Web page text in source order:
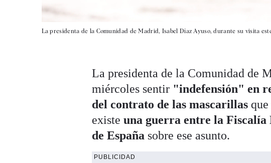
La presidenta de la Comunidad de Madrid, Isabel Díaz Ayuso, durante su visita
La presidenta de la Comunidad de
miércoles sentir "indefensión" en
del contrato de las mascarillas
existeuna guerra entre la Fiscalía
de España sobre ese asunto.
PUBLICIDAD